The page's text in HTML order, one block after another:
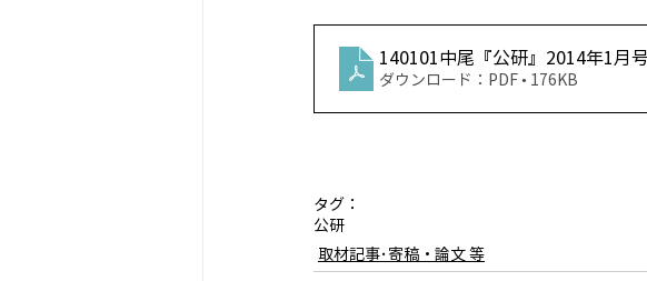
140101中尾『公研』2014年1月
ダウンロード：PDF • 176KB
タグ：
公研
取材記事･寄稿・論文 等